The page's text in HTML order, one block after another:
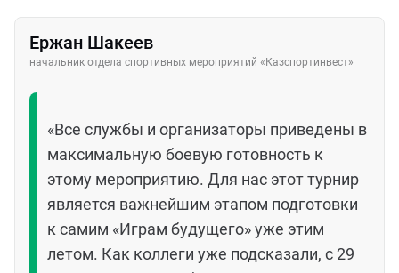
Ержан Шакеев
начальник отдела спортивных мероприятий «Казспортинвест»
«Все службы и организаторы приведены в
максимальную боевую готовность к
этому мероприятию. Для нас этот турнир
является важнейшим этапом подготовки
к самим «Играм будущего» уже этим
летом. Как коллеги уже подсказали, с 29